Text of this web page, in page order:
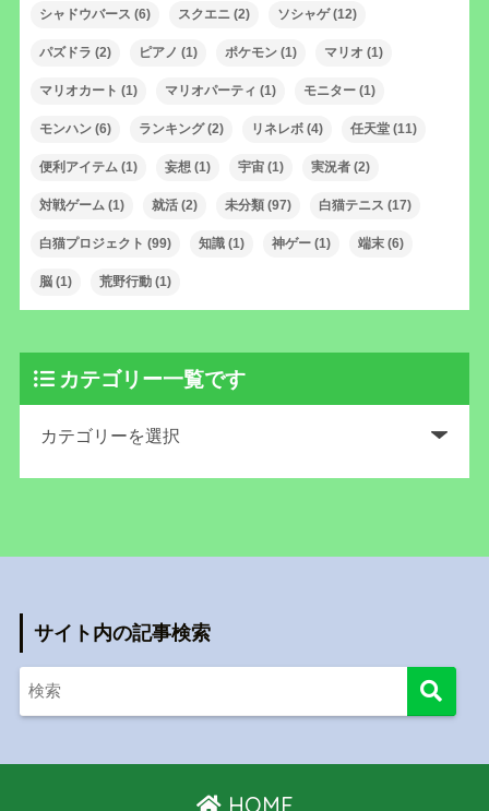
シャドウバース (6) スクエニ(2) ソシャゲ(12)
パズドラ (2) ピアノ (1) ポケモン(1) マリオ (1)
マリオカート (1) マリオパーティ (1) モニター(1)
モンハン(6) ランキング(2) リネレボ(4) 任天堂(11)
便利アイテム(1) 妄想(1) 宇宙(1) 実況者(2)
対戦ゲーム(1) 就活(2) 未分類(97) 白猫テニス (17)
白猫プロジェクト (99) 知識(1) 神ゲー(1) 端末(6)
脳(1) 荒野行動(1)
カテゴリー一覧です
サイト内の記事検索
HOME